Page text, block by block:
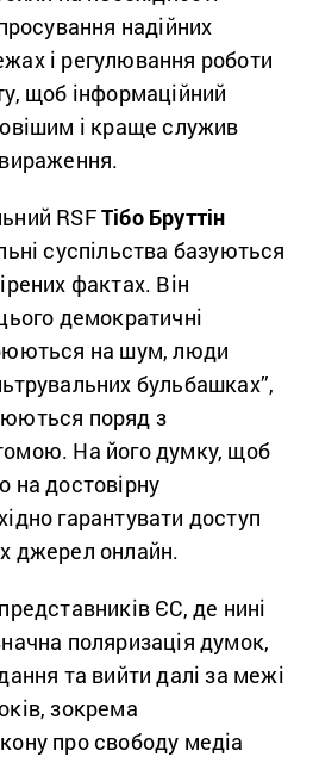
надійних
і регулювання роботи
щоб інформаційний
і краще служив
RSFТібо Бруттін
суспільства базуються
фактах. Він
демократичні
на шум, люди
бульбашках”,
поряд з
На його думку, щоб
на достовірну
гарантувати доступ
джерел онлайн.
ЄС, де нині
поляризація думок,
та вийти далі за межі
зокрема
про свободу медіа